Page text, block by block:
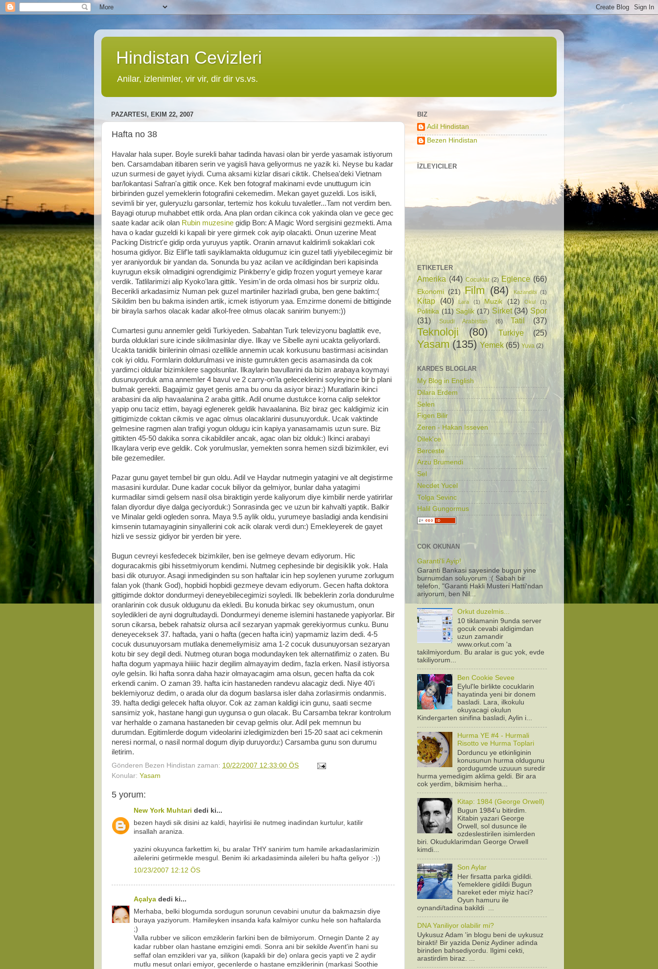
Hindistan Cevizleri
Anilar, izlenimler, vir vir, dir dir vs.vs.
PAZARTESI, EKIM 22, 2007
Hafta no 38
Havalar hala super. Boyle surekli bahar tadinda havasi olan bir yerde yasamak istiyorum
ben. Carsamdaban itibaren serin ve yagisli hava geliyormus ne yazik ki. Neyse bu kadar
uzun surmesi de gayet iyiydi. Cuma aksami kizlar disari ciktik. Chelsea'deki Vietnam
bar/lokantasi Safran'a gittik once. Kek ben fotograf makinami evde unuttugum icin
birbirinden guzel yemeklerin fotografini cekemedim. Mekan gayet guzeldi. Los isikli,
sevimli bir yer, guleryuzlu garsonlar, tertemiz hos kokulu tuvaletler...Tam not verdim ben.
Bayagi oturup muhabbet ettik orda. Ana plan ordan cikinca cok yakinda olan ve gece gec
saate kadar acik olan Rubin muzesine gidip Bon: A Magic Word sergisini gezmekti. Ama
hava o kadar guzeldi ki kapali bir yere girmek cok ayip olacakti. Onun uzerine Meat
Packing District'e gidip orda yuruyus yaptik. Oranin arnavut kaldirimli sokaklari cok
hosuma gidiyor. Biz Elif'le tatli sayiklamakta oldugumuz icin guzel tatli yiyebilecegimiz bir
yer araniyorduk bir yandan da. Sonunda bu yaz acilan ve acildigindan beri kapisinda
kuyrugun eksik olmadigini ogrendigimiz Pinkberry'e gidip frozen yogurt yemeye karar
verdik. Tatlilarimizi alip Kyoko'lara gittik. Yesim'in de orda olmasi hos bir surpriz oldu.
Becerikli arkadasimiz Numan pek guzel martiniler hazirladi gruba, ben gene baktim:(
Sikildim ben bu bakma isinden artik, icmek istiyorum yaa. Emzirme donemi de bittiginde
bir birayla sarhos olacak kadar alkol-free olmus olacak sanirim bunyem:))
Cumartesi gunu annemler geldi Turkiyeden. Sabahtan Turk televizyonu baglattik eve,
burda olduklari sure icinde sikilmasinlar diye. Ilkay ve Sibelle ayni ucakta geliyorlardi.
Ucakta tanidik birilerinin olmasi ozellikle annemin ucak korkusunu bastirmasi acisindan
cok iyi oldu. Formlarin doldurulmasi ve iniste gumrukten gecis asamasinda da cok
yardimci oldular bizimkilere sagolsunlar. Ilkaylarin bavullarini da bizim arabaya koymayi
dusunuyorduk ama annemler 4 bavul ve 2 carry-on'la geleceklerini soyleyince bir b plani
bulmak gerekti. Bagajimiz gayet genis ama bu onu da asiyor biraz:) Muratlarin ikinci
arabasini da alip havaalanina 2 araba gittik. Adil onume dustukce korna calip selektor
yapip onu taciz ettim, bayagi eglenerek geldik havaalanina. Biz biraz gec kaldigimiz icin
gittigimizde coktan cikmis ve agac olmus olacaklarini dusunuyorduk. Ucak vaktinde
gelmesine ragmen alan trafigi yogun oldugu icin kapiya yanasamamis uzun sure. Biz
gittikten 45-50 dakika sonra cikabildiler ancak, agac olan biz olduk:) Ikinci arabayi
Ilkaylara verip eve geldik. Cok yorulmuslar, yemekten sonra hemen sizdi bizimkiler, evi
bile gezemediler.
Pazar gunu gayet tembel bir gun oldu. Adil ve Haydar nutmegin yatagini ve alt degistirme
masasini kurdular. Dune kadar cocuk biliyor da gelmiyor, bunlar daha yatagimi
kurmadilar simdi gelsem nasil olsa biraktigin yerde kaliyorum diye kimbilir nerde yatirirlar
falan diyordur diye dalga geciyorduk:) Sonrasinda gec ve uzun bir kahvalti yaptik. Balkir
ve Minalar geldi ogleden sonra. Maya 9.5 aylik oldu, yurumeye basladigi anda kendisini
kimsenin tutamayaginin sinyallerini cok acik olarak verdi dun:) Emekleyerek de gayet
hizli ve sessiz gidiyor bir yerden bir yere.
Bugun cevreyi kesfedecek bizimkiler, ben ise gelmeye devam ediyorum. Hic
doguracakmis gibi hissetmiyorum kendimi. Nutmeg cephesinde bir degisiklik yok. Hala
basi dik oturuyor. Asagi inmediginden su son haftalar icin hep soylenen yurume zorlugum
falan yok (thank God), hopbidi hopbidi gezmeye devam ediyorum. Gecen hafta doktora
gittigimde doktor dondurmeyi deneyebilecegimizi soyledi. Ilk bebeklerin zorla dondurulme
oranlarinin cok dusuk oldugunu da ekledi. Bu konuda birkac sey okumustum, onun
soyledikleri de ayni dogrultudaydi. Dondurmeyi deneme islemini hastanede yapiyorlar. Bir
sorun cikarsa, bebek rahatsiz olursa acil sezaryan yapmak gerekiyormus cunku. Bunu
deneyeceksek 37. haftada, yani o hafta (gecen hafta icin) yapmamiz lazim dedi. 4-5
cocuk dusunuyorsam mutlaka denemeliymisiz ama 1-2 cocuk dusunuyorsan sezaryan
kotu bir sey degil dedi. Nutmeg oturan boga modundayken tek alternatifimiz o zaten. Bu
hafta dogum yapmaya hiiiiic hazir degilim almayayim dedim, fazla erken. Nasil istiyorsa
oyle gelsin. Iki hafta sonra daha hazir olmayacagim ama olsun, gecen hafta da cok
erkendi canim. O zaman 39. hafta icin hastaneden randevu alacagiz dedi. Niye 40'i
beklemiyoruz dedim, o arada olur da dogum baslarsa isler daha zorlasirmis ondanmis.
39. hafta dedigi gelecek hafta oluyor. Cok az zaman kaldigi icin gunu, saati secme
sansimiz yok, hastane hangi gun uygunsa o gun olacak. Bu Carsamba tekrar kontrolum
var herhalde o zamana hastaneden bir cevap gelmis olur. Adil pek memnun bu
durumdan. Egitimlerde dogum videolarini izledigimizden beri 15-20 saat aci cekmenin
neresi normal, o nasil normal dogum diyip duruyordu:) Carsamba gunu son durumu
iletirim.
Gönderen Bezen Hindistan zaman: 10/22/2007 12:33:00 ÖS
Konular: Yasam
5 yorum:
New York Muhtari dedi ki...
bezen haydi sik disini az kaldi, hayirlisi ile nutmeg inadindan kurtulur, katilir
insallah araniza.
yazini okuyunca farkettim ki, bu aralar THY sanirim tum hamile arkadaslarimizin
ailelerini getirmekle mesgul. Benim iki arkadasiminda aileleri bu hafta geliyor :-))
10/23/2007 12:12 ÖS
Açalya dedi ki...
Merhaba, belki blogumda sordugun sorunun cevabini unutur da bakmazsin diye
buraya yaziyorum. Hamileyken insanda kafa kalmiyor cunku hele son haftalarda
;)
Valla rubber ve silicon emziklerin farkini ben de bilmiyorum. Ornegin Dante 2 ay
kadar rubber olan hastane emzigini emdi. Sonra ani bir sekilde Avent'in hani su
seffaf olan emzikleri var ya, silikon (kapakli bir de) onlara gecis yapti ve 2 aydir
mutlu mesut onlari emiyor, gecenlerde o hastane emziklerinin (markasi Soothie
BIZ
Adil Hindistan
Bezen Hindistan
İZLEYICILER
ETIKETLER
Amerika (44) Cocuklar (2) Eglence (66)
Ekonomi (21) Film (84) Kazandibi (1)
Kitap (40) Lara (1) Muzik (12) Okul (1)
Politika (11) Saglik (17) Sirket (34) Spor
(31)
Suudi Arabistan (6) Tatil (37)
Teknoloji (80) Turkiye (25)
Yasam (135) Yemek (65) Yuva (2)
KARDES BLOGLAR
My Blog in English
Dilara Erdem
Selen
Figen Bilir
Zeren - Hakan Isseven
Dilek'ce
Berceste
Arzu Brumendi
Sel
Necdet Yucel
Tolga Sevinc
Halil Gungormus
COK OKUNAN
Garanti'li Ayip!
Garanti Bankasi sayesinde bugun yine
burnumdan soluyorum :( Sabah bir
telefon, "Garanti Hakli Musteri Hatti'ndan
ariyorum, ben Nil...
Orkut duzelmis...
10 tiklamanin 9unda server
gocuk cevabi aldigimdan
uzun zamandir
www.orkut.com 'a
takilmiyordum. Bu aralar is guc yok, evde
takiliyorum...
Ben Cookie Sevee
Eylul'le birlikte cocuklarin
hayatinda yeni bir donem
basladi. Lara, ilkokulu
okuyacagi okulun
Kindergarten sinifina basladi, Aylin i...
Hurma YE #4 - Hurmali
Risotto ve Hurma Toplari
Dorduncu ye etkinliginin
konusunun hurma oldugunu
gordugumde uzuuun suredir
hurma yemedigim aklima geldi. Bir ara
cok yerdim, bikmisim herha...
Kitap: 1984 (George Orwell)
Bugun 1984'u bitirdim.
Kitabin yazari George
Orwell, sol dusunce ile
ozdeslestirilen isimlerden
biri. Okuduklarimdan George Orwell
kimdi...
Son Aylar
Her firsatta parka gidildi.
Yemeklere gidildi Bugun
hareket eder miyiz haci?
Oyun hamuru ile
oynandi/tadina bakildi ...
DNA Yaniliyor olabilir mi?
Uykusuz Adam 'in blogu beni de uykusuz
birakti! Bir yazida Deniz Aydiner adinda
birinden bahsediyordu. Ilgimi cekti,
arastirdim biraz. ...